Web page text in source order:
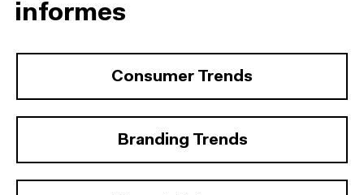
informes
Consumer Trends
Branding Trends